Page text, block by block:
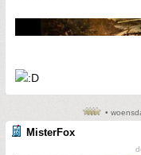
•
MisterFox